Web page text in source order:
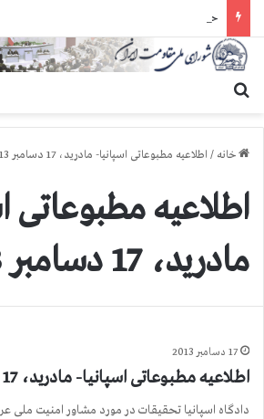
خانه / اطلاعیه مطبوعاتی اسپانیا- مادرید، 17 دسامبر 2013
اطلاعیه مطبوعاتی
مادرید، 17 دسامبر 2013
17 دسامبر 2013
اطلاعیه مطبوعاتی اسپانیا- مادرید، 17 دسامبر 2013
دادگاه اسپانیا تحقیقات در مورد مشاور امنیت ملی